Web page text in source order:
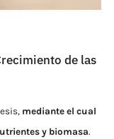
de las
mediante el cual
y biomasa.